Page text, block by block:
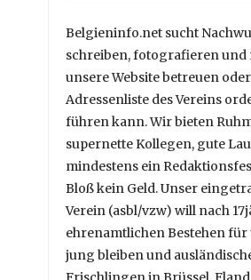
Belgieninfo.net sucht
schreiben, fotografieren und
unsere Website betreuen
Adressenliste des Vereins
führen kann. Wir bieten
supernette Kollegen, gute
mindestens ein
Bloß kein Geld. Unser
Verein (asbl/vzw) will nach
ehrenamtlichen Bestehen für
jung bleiben und